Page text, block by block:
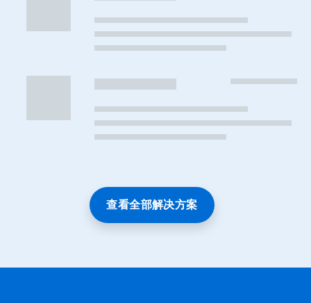
查看全部解决方案